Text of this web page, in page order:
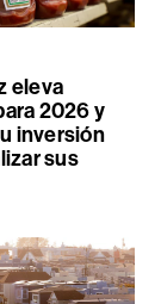
eleva
2026 y
inversión
sus